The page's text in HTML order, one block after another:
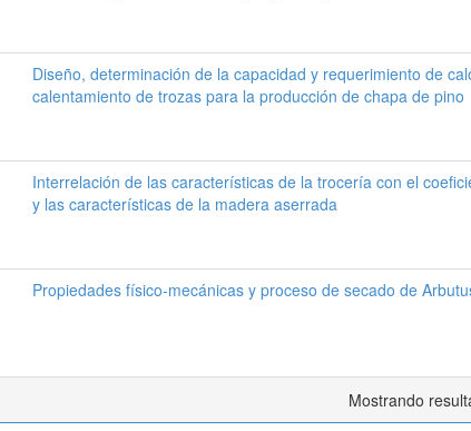
Diseño, determinación de la capacidad y requerimiento de
calentamiento de trozas para la producción de chapa de pino
Interrelación de las características de la trocería con el
y las características de la madera aserrada
Propiedades físico-mecánicas y proceso de secado de
Mostrando